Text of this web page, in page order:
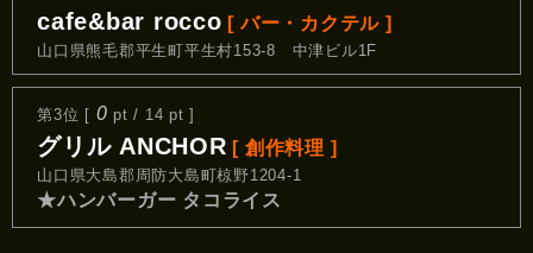
cafe&bar rocco [ バー・カクテル ]
山口県熊毛郡平生町平生村153-8 中津ビル1F
第3位 [ 0 pt / 14 pt ]
グリル ANCHOR [ 創作料理 ]
山口県大島郡周防大島町椋野1204-1
★ハンバーガー タコライス